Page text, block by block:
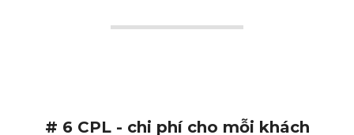
# 6 CPL - chi phí cho mỗi khách